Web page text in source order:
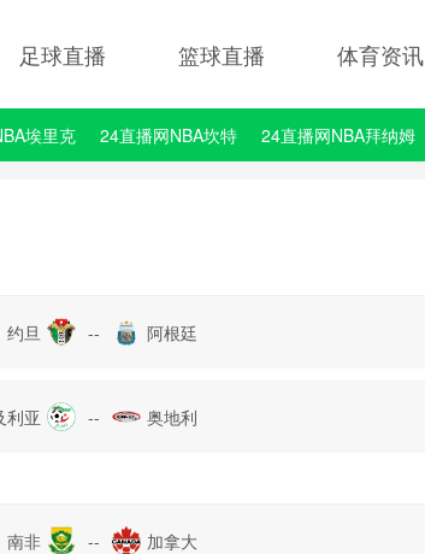
足球直播 篮球直播 体育资讯
埃里克 24直播网NBA坎特 24直播网NBA拜纳姆
约旦 -- 阿根廷
利亚 -- 奥地利
南非 -- 加拿大